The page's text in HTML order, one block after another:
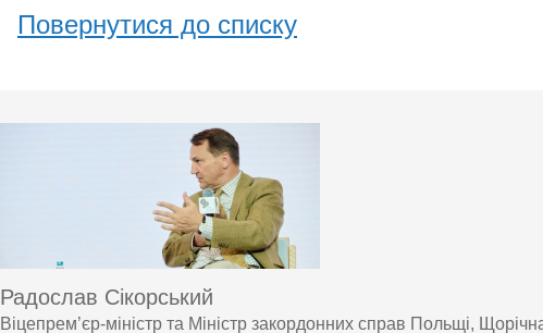
Повернутися до списку
Радослав Сікорський
Віцепрем’єр-міністр та Міністр закордонних справ Польщі,